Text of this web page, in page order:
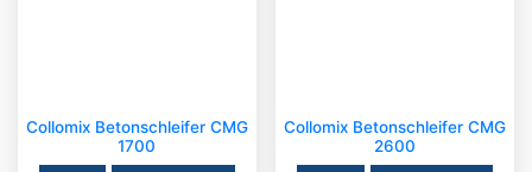
Collomix Betonschleifer CMG
1700
Collomix Betonschleifer CMG
2600